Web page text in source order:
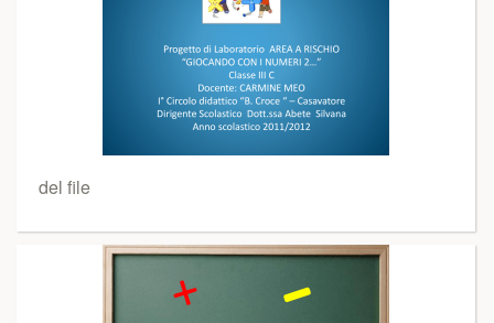
del file